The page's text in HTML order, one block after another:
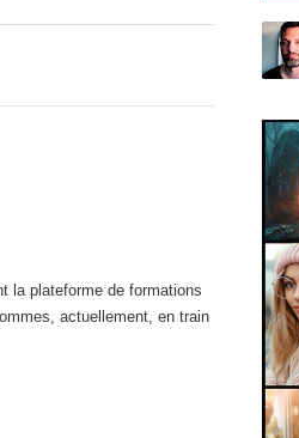
la plateforme de formations
actuellement, en train